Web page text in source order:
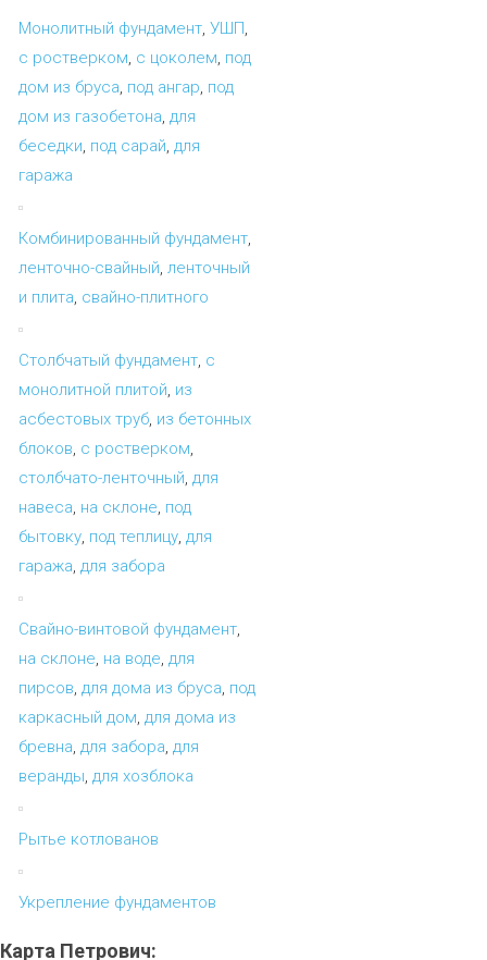
Монолитный фундамент, УШП,
с ростверком, с цоколем, под
дом из бруса, под ангар, под
дом из газобетона, для
беседки, под сарай, для
гаража
Комбинированный фундамент,
ленточно-свайный, ленточный
и плита, свайно-плитного
Столбчатый фундамент, с
монолитной плитой, из
асбестовых труб, из бетонных
блоков, с ростверком,
столбчато-ленточный, для
навеса, на склоне, под
бытовку, под теплицу, для
гаража, для забора
Свайно-винтовой фундамент,
на склоне, на воде, для
пирсов, для дома из бруса, под
каркасный дом, для дома из
бревна, для забора, для
веранды, для хозблока
Рытье котлованов
Укрепление фундаментов
Карта Петрович: